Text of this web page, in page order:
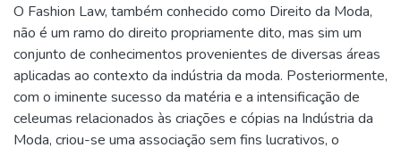
O Fashion Law, também conhecido como Direito da Moda,
não é um ramo do direito propriamente dito, mas sim um
conjunto de conhecimentos provenientes de diversas áreas
aplicadas ao contexto da indústria da moda. Posteriormente,
com o iminente sucesso da matéria e a intensificação de
celeumas relacionados às criações e cópias na Indústria da
Moda, criou-se uma associação sem fins lucrativos, o